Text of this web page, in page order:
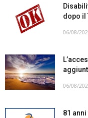
dopo il
06/08/
06/08/
81